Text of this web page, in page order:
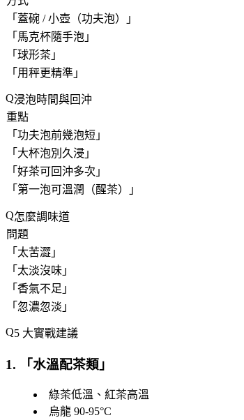
「 蓋碗 / 小壺（功夫泡） 」
「 馬克杯隨手泡 」
「 球形茶 」
「 用秤更精準 」
浸泡時間與回沖
重點
「 功夫泡前幾泡短 」
「 大杯泡別久浸 」
「 好茶可回沖多次 」
「 第一泡可溫潤（醒茶） 」
怎麼調味道
問題
「 太苦澀 」
「 太淡沒味 」
「 香氣不足 」
「 忽濃忽淡 」
5 大實戰建議
1. 「水溫配茶類 」
綠茶低溫、紅茶高溫
烏龍 90-95°C